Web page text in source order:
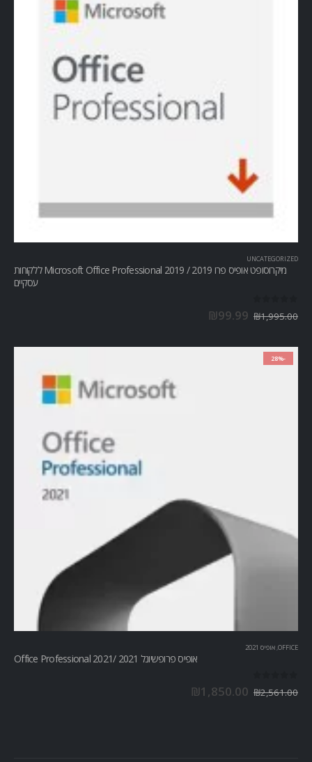
UNCATEGORIZED
מיקרוסופט אופיס פרו Microsoft Office Professional 2019 / 2019 ללקוחות
עסקיים
₪1,995.00
₪99.99
-28%
OFFICE
, אופיס 2021
אופיס פרופשיונל 2021 /Office Professional 2021
₪2,561.00
₪1,850.00